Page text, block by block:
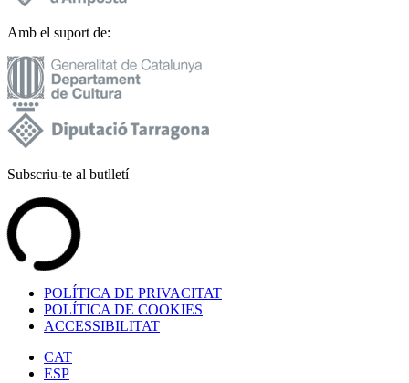
Amb el suport de:
Subscriu-te al butlletí
POLÍTICA DE PRIVACITAT
POLÍTICA DE COOKIES
ACCESSIBILITAT
CAT
ESP